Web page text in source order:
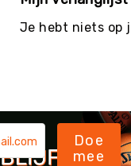
Je hebt niets op
Doe
mee